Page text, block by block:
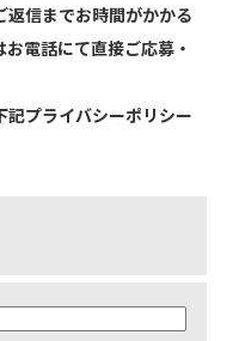
返信までお時間がかかる
電話にて直接ご応募・
プライバシーポリシー